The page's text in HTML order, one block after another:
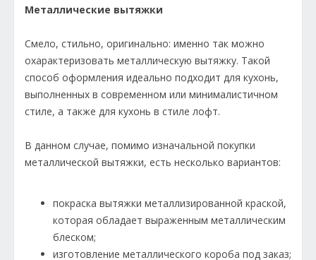
Металлические вытяжки
Смело, стильно, оригинально: именно так можно
охарактеризовать металлическую вытяжку. Такой
способ оформления идеально подходит для кухонь,
выполненных в современном или минималистичном
стиле, а также для кухонь в стиле лофт.
В данном случае, помимо изначальной покупки
металлической вытяжки, есть несколько вариантов:
покраска вытяжки металлизированной краской,
которая обладает выраженным металлическим
блеском;
изготовление металлического короба под заказ;